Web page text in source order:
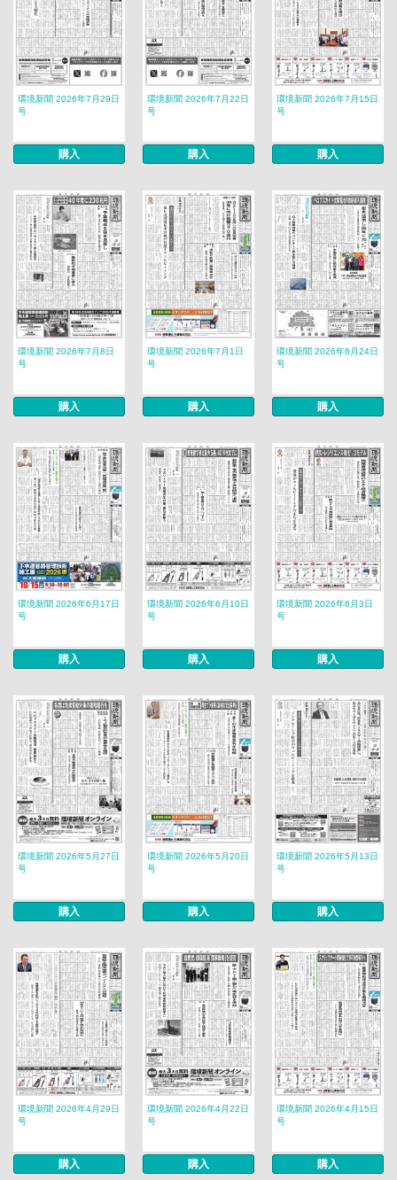
環境新聞 2026年7月29日
号
購入
環境新聞 2026年7月22日
号
購入
環境新聞 2026年7月15日
号
購入
環境新聞 2026年7月8日
号
購入
環境新聞 2026年7月1日
号
購入
環境新聞 2026年6月24日
号
購入
環境新聞 2026年6月17日
号
購入
環境新聞 2026年6月10日
号
購入
環境新聞 2026年6月3日
号
購入
環境新聞 2026年5月27日
号
購入
環境新聞 2026年5月20日
号
購入
環境新聞 2026年5月13日
号
購入
環境新聞 2026年4月29日
号
購入
環境新聞 2026年4月22日
号
購入
環境新聞 2026年4月15日
号
購入